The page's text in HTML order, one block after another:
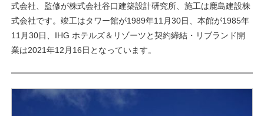
式会社、監修が株式会社谷口建築設計研究所、施工は鹿島建設株
式会社です。竣工はタワー館が1989年11月30日、本館が1985年
11月30日、IHG ホテルズ＆リゾーツと契約締結・リブランド開
業は2021年12月16日となっています。